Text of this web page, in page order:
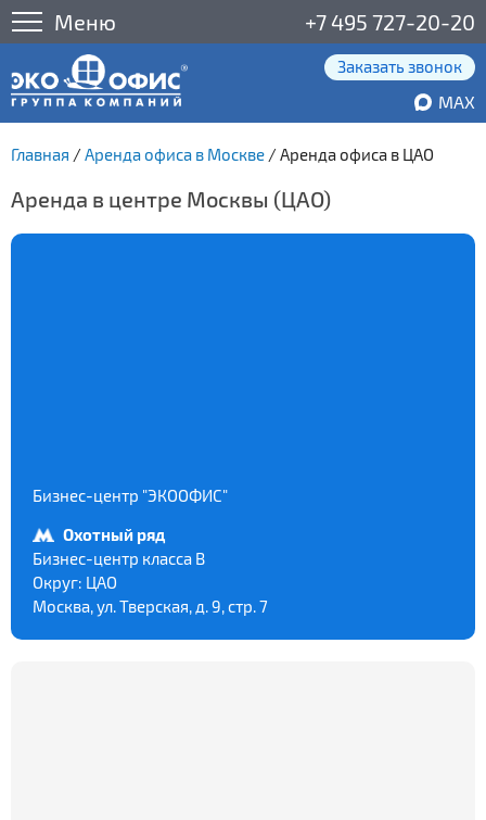
Меню +7 495 727-20-20
Заказать звонок
MAX
Главная /Аренда офиса в Москве /Аренда офиса в ЦАО
Аренда в центре Москвы (ЦАО)
Бизнес-центр "ЭКООФИС"
Охотный ряд
Бизнес-центр класса В
Округ: ЦАО
Москва, ул. Тверская, д. 9, стр. 7